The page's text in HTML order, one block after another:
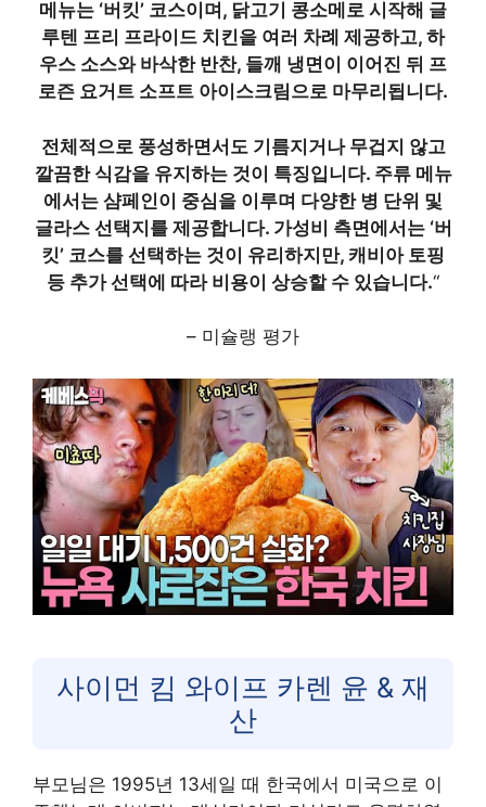
메뉴는 ‘버킷’ 코스이며, 닭고기 콩소메로 시작해 글
루텐 프리 프라이드 치킨을 여러 차례 제공하고, 하
우스 소스와 바삭한 반찬, 들깨 냉면이 이어진 뒤 프
로즌 요거트 소프트 아이스크림으로 마무리됩니다.
전체적으로 풍성하면서도 기름지거나 무겁지 않고
깔끔한 식감을 유지하는 것이 특징입니다. 주류 메뉴
에서는 샴페인이 중심을 이루며 다양한 병 단위 및
글라스 선택지를 제공합니다. 가성비 측면에서는 ‘버
킷’ 코스를 선택하는 것이 유리하지만, 캐비아 토핑
등 추가 선택에 따라 비용이 상승할 수 있습니다.“
– 미슐랭 평가
사이먼 킴 와이프 카렌 윤 & 재
산
부모님은 1995년 13세일 때 한국에서 미국으로 이